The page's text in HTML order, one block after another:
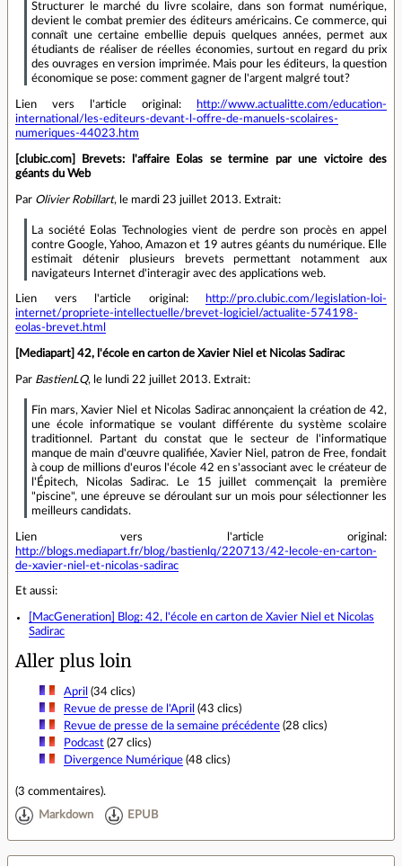
Structurer le marché du livre scolaire, dans son format numérique,
devient le combat premier des éditeurs américains. Ce commerce, qui
connaît une certaine embellie depuis quelques années, permet aux
étudiants de réaliser de réelles économies, surtout en regard du prix
des ouvrages en version imprimée. Mais pour les éditeurs, la question
économique se pose: comment gagner de l'argent malgré tout?
Lien vers l'article original:
http://www.actualitte.com/education-
international/les-editeurs-devant-l-offre-de-manuels-scolaires-
numeriques-44023.htm
[clubic.com] Brevets: l'affaire Eolas se termine par une victoire des
géants du Web
Par Olivier Robillart, le mardi 23 juillet 2013. Extrait:
La société Eolas Technologies vient de perdre son procès en appel
contre Google, Yahoo, Amazon et 19 autres géants du numérique. Elle
estimait détenir plusieurs brevets permettant notamment aux
navigateurs Internet d'interagir avec des applications web.
Lien vers l'article original:
http://pro.clubic.com/legislation-loi-
internet/propriete-intellectuelle/brevet-logiciel/actualite-574198-
eolas-brevet.html
[Mediapart] 42, l'école en carton de Xavier Niel et Nicolas Sadirac
Par BastienLQ, le lundi 22 juillet 2013. Extrait:
Fin mars, Xavier Niel et Nicolas Sadirac annonçaient la création de 42,
une école informatique se voulant différente du système scolaire
traditionnel. Partant du constat que le secteur de l'informatique
manque de main d'œuvre qualifiée, Xavier Niel, patron de Free, fondait
à coup de millions d'euros l'école 42 en s'associant avec le créateur de
l'Épitech, Nicolas Sadirac. Le 15 juillet commençait la première
"piscine", une épreuve se déroulant sur un mois pour sélectionner les
meilleurs candidats.
Lien vers l'article original:
http://blogs.mediapart.fr/blog/bastienlq/220713/42-lecole-en-carton-
de-xavier-niel-et-nicolas-sadirac
Et aussi:
[MacGeneration] Blog: 42, l'école en carton de Xavier Niel et Nicolas
Sadirac
Aller plus loin
April (34 clics)
Revue de presse de l'April (43 clics)
Revue de presse de la semaine précédente(28 clics)
Podcast(27 clics)
Divergence Numérique(48 clics)
(3 commentaires).
Markdown EPUB